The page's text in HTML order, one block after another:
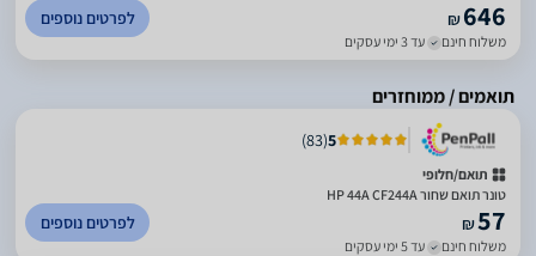
₪646
משלוח חינם עד 3 ימי עסקים
לפרטים נוספים
תואמים / ממוחזרים
5
(
83
)
תואם/חלופי
‏טונר תואם שחור HP 44A CF244A
₪57
משלוח חינם עד 5 ימי עסקים
לפרטים נוספים